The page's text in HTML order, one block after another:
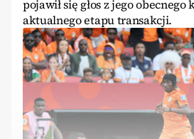
pojawił się głos z jego
aktualnego etapu transakcji.